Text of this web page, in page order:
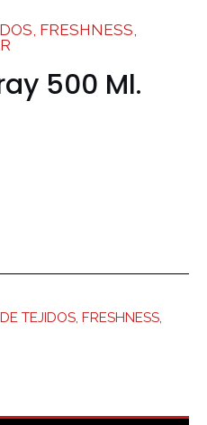
FRESHNESS
500 Ml.
TEJIDOS, FRESHNESS,